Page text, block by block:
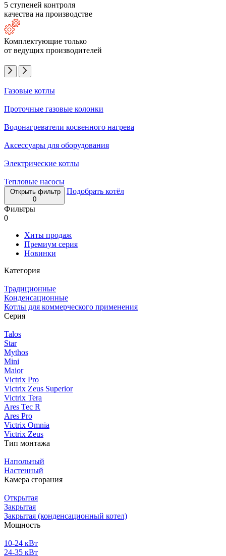
5 ступеней контроля
качества на производстве
Комплектующие только
от ведущих производителей
Газовые котлы
Проточные газовые колонки
Водонагреватели косвенного нагрева
Аксессуары для оборудования
Электрические котлы
Тепловые насосы
Открыть фильтр
0
Подобрать котёл
Фильтры
0
Хиты продаж
Премиум серия
Новинки
Категория
Традиционные
Конденсационные
Котлы для коммерческого применения
Серия
Talos
Star
Mythos
Mini
Maior
Victrix Pro
Victrix Zeus Superior
Victrix Tera
Ares Tec R
Ares Pro
Victrix Omnia
Victrix Zeus
Тип монтажа
Напольный
Настенный
Камера сгорания
Открытая
Закрытая
Закрытая (конденсационный котел)
Мощность
10-24 кВт
24-35 кВт